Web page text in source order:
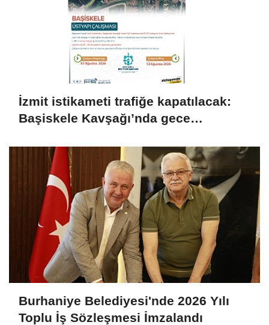
İzmit istikameti trafiğe kapatılacak:
Başiskele Kavşağı’nda gece
Burhaniye Belediyesi'nde 2026 Yılı
Toplu İş Sözleşmesi İmzalandı